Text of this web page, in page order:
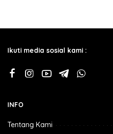
Ikuti media sosial kami :
INFO
Tentang Kami